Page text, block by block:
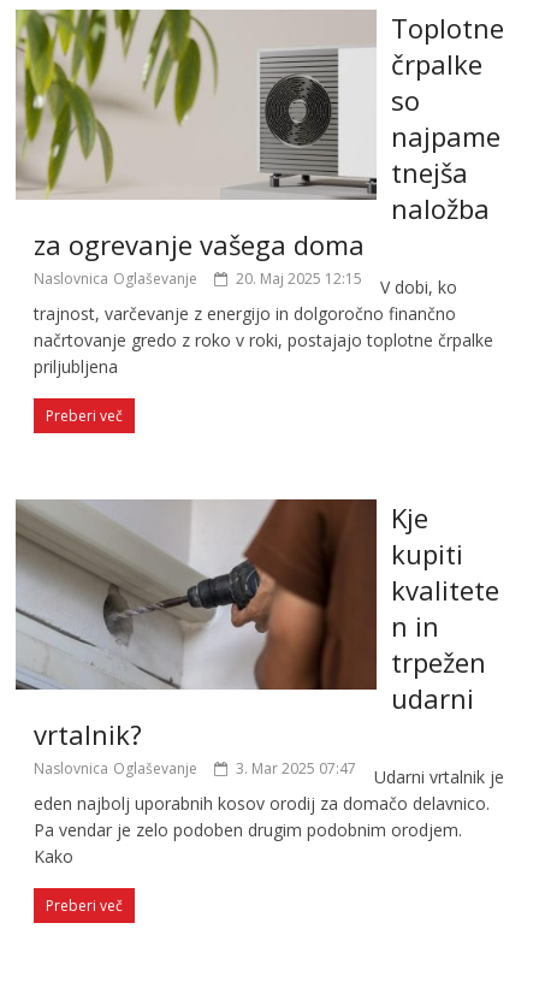
Toplotne
črpalke
so
najpame
tnejša
naložba
za ogrevanje vašega doma
Naslovnica Oglaševanje 20. Maj 2025 12:15
V dobi, ko
trajnost, varčevanje z energijo in dolgoročno finančno
načrtovanje gredo z roko v roki, postajajo toplotne črpalke
priljubljena
Preberi več
Kje
kupiti
kvalitete
n in
trpežen
udarni
vrtalnik?
Naslovnica Oglaševanje 3. Mar 2025 07:47
Udarni vrtalnik je
eden najbolj uporabnih kosov orodij za domačo delavnico.
Pa vendar je zelo podoben drugim podobnim orodjem.
Kako
Preberi več